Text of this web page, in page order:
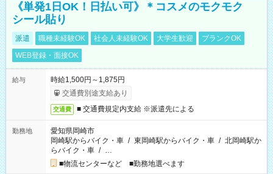
《単発1日OK！日払い可》＊コスメのモクモク
シール貼り
派遣 職種未経験OK 社会人未経験OK 大学生歓迎
ブランクOK
WEB登録・面接OK
給与
時給1,500円～1,875円
交通費別途支給あり
交通費 ■ 交通費規定内支給 ※派遣先による
勤務地
愛知県岡崎市
岡崎駅からバイク・車 / 東岡崎駅からバイク・車 / 北岡崎駅か
らバイク・車 / …
■物流センターなど ■勤務地選べます